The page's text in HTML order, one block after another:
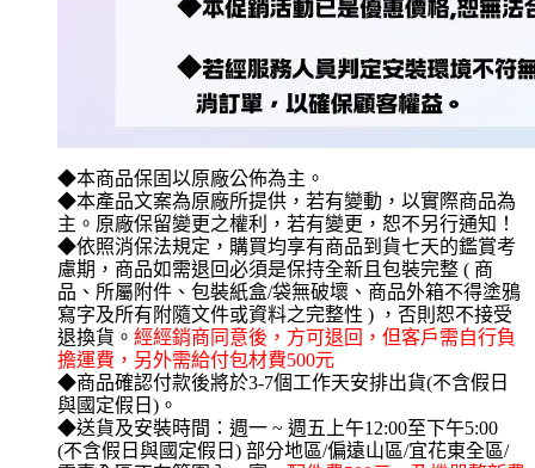
◆本商品保固以原廠公佈為主。
◆本產品文案為原廠所提供，若有變動，以實際商品為
主。原廠保留變更之權利，若有變更，恕不另行通知！
◆依照消保法規定，購買均享有商品到貨七天的鑑賞考
慮期，商品如需退回必須是保持全新且包裝完整 ( 商
品、所屬附件、包裝紙盒/袋無破壞、商品外箱不得塗鴉
寫字及所有附隨文件或資料之完整性 ) ，否則恕不接受
退換貨。 經經銷商同意後，方可退回，但客戶需自行負
擔運費，另外需給付包材費500元
◆商品確認付款後將於3-7個工作天安排出貨(不含假日
與國定假日)。
◆送貨及安裝時間：週一 ~ 週五上午12:00至下午5:00
(不含假日與國定假日) 部分地區/偏遠山區/宜花東全區/